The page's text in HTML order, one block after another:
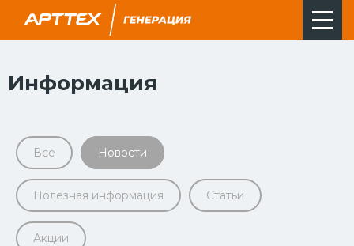
Информация
Все Новости
Полезная информация Статьи
Акции